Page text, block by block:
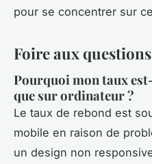
pour se concentrer sur
Foire aux questions
Pourquoi mon taux
que sur ordinateur ?
Le taux de rebond est
mobile en raison de
un design non